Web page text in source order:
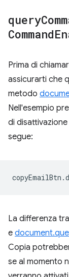
query
Command
Prima di
assicurarti che
metodo
Nell'esempio
di
segue:
copyEmailBtn .
La differenza tra
e
Copia
se al momento